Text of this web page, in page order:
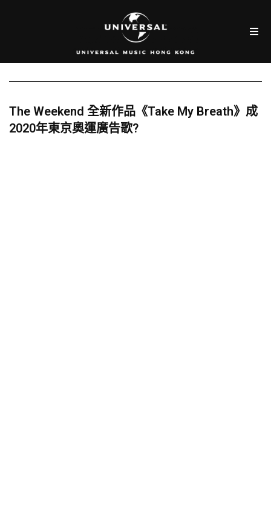
The Weekend 全新作品《Take My Breath》成
2020年東京奧運廣告歌?